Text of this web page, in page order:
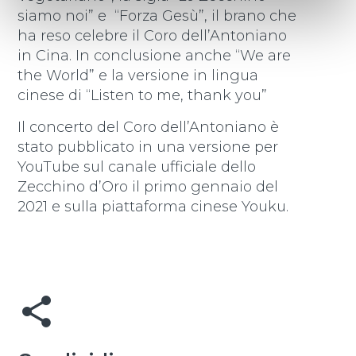
siamo noi” e “Forza Gesù”, il brano che
ha reso celebre il Coro dell’Antoniano
in Cina. In conclusione anche “We are
the World” e la versione in lingua
cinese di “Listen to me, thank you”
Il concerto del Coro dell’Antoniano è
stato pubblicato in una versione per
YouTube sul canale ufficiale dello
Zecchino d’Oro il primo gennaio del
2021 e sulla piattaforma cinese Youku.
share